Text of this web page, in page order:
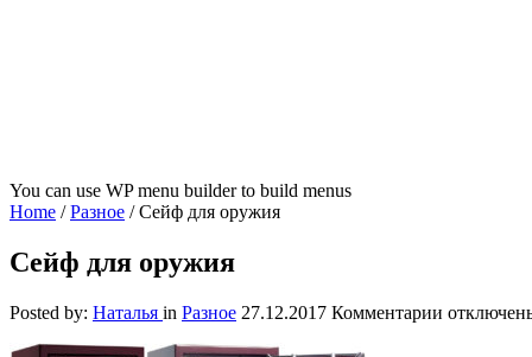
You can use WP menu builder to build menus
Home /Разное /Сейф для оружия
Сейф для оружия
Posted by: Наталья in Разное 27.12.2017 Комментарии к